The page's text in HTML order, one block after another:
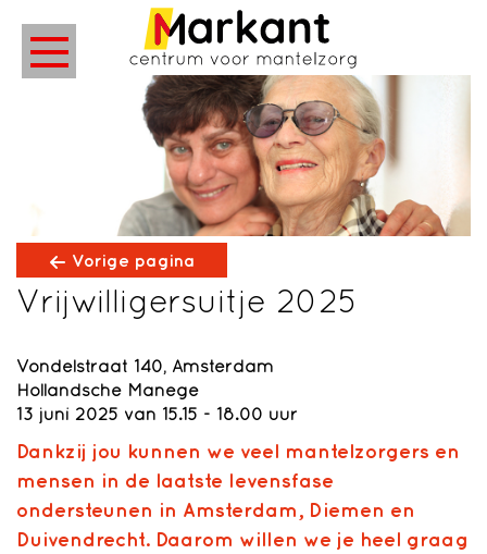
Vorige pagina
Vrijwilligersuitje 2025
Vondelstraat 140, Amsterdam
Hollandsche Manege
13 juni 2025 van 15.15 - 18.00 uur
Dankzij jou kunnen we veel mantelzorgers en
mensen in de laatste levensfase
ondersteunen in Amsterdam, Diemen en
Duivendrecht. Daarom willen we je heel graag